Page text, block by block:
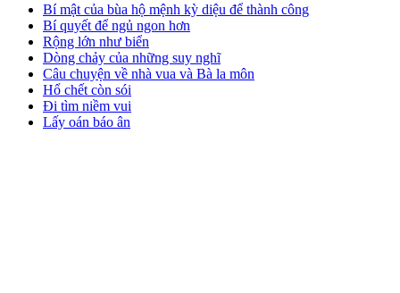
Bí mật của bùa hộ mệnh kỳ diệu để thành công
Bí quyết để ngủ ngon hơn
Rộng lớn như biển
Dòng chảy của những suy nghĩ
Câu chuyện về nhà vua và Bà la môn
Hổ chết còn sói
Đi tìm niềm vui
Lấy oán báo ân